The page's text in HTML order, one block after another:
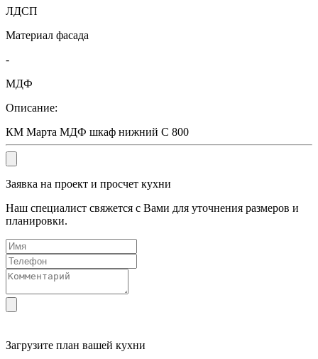
ЛДСП
Материал фасада
-
МДФ
Описание:
КМ Марта МДФ шкаф нижний С 800
Заявка на проект и просчет кухни
Наш специалист свяжется с Вами для уточнения размеров и
планировки.
Загрузите план вашей кухни